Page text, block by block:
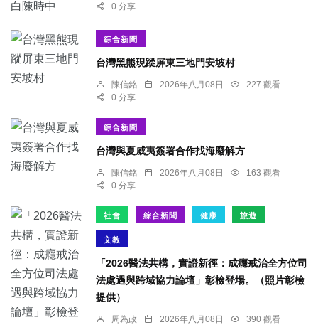
0 分享
綜合新聞
台灣黑熊現蹤屏東三地門安坡村
陳信銘 2026年八月08日
227 觀看
0 分享
綜合新聞
台灣與夏威夷簽署合作找海廢解方
陳信銘 2026年八月08日
163 觀看
0 分享
社會 綜合新聞 健康 旅遊
文教
「2026醫法共構，實證新徑：成癮戒治全方位司
法處遇與跨域協力論壇」彰檢登場。（照片彰檢
提供）
周為政 2026年八月08日
390 觀看